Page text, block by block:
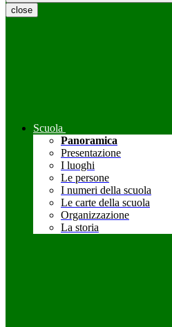
close
Scuola
Panoramica
Presentazione
I luoghi
Le persone
I numeri della scuola
Le carte della scuola
Organizzazione
La storia